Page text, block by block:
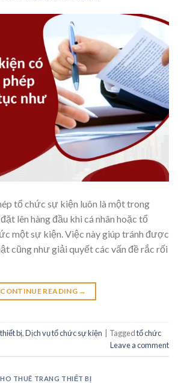
tổ chức sự kiện luôn là một trong
lên hàng đầu khi cá nhân hoặc tổ
một sự kiện. Việc này giúp tránh được
cũng như giải quyết các vấn đề rắc rối
CONTINUE READING →
bị,Dịch vụ tổ chức sự kiện Taggedtổ chức
Leave a comment
THUÊ TRANG THIẾT BỊ